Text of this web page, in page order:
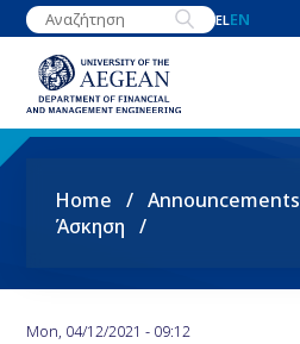
Skip
to
content
ELEN
Breadcrumb
Home Announcements
Άσκηση
Mon, 04/12/2021 - 09:12